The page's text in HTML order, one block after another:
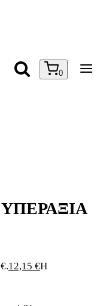
0
12,15 €Η